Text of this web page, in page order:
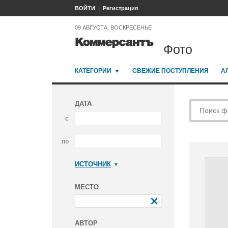
ВОЙТИ Регистрация
09 АВГУСТА, ВОСКРЕСЕНЬЕ
Фото
КАТЕГОРИИ СВЕЖИЕ ПОСТУПЛЕНИЯ
ДАТА
с
по
ИСТОЧНИК
МЕСТО
АВТОР